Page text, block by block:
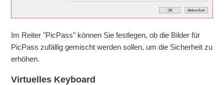
Im Reiter "PicPass" können Sie festlegen, ob die Bilder für
PicPass zufällig gemischt werden sollen, um die Sicherheit zu
erhöhen.
Virtuelles Keyboard